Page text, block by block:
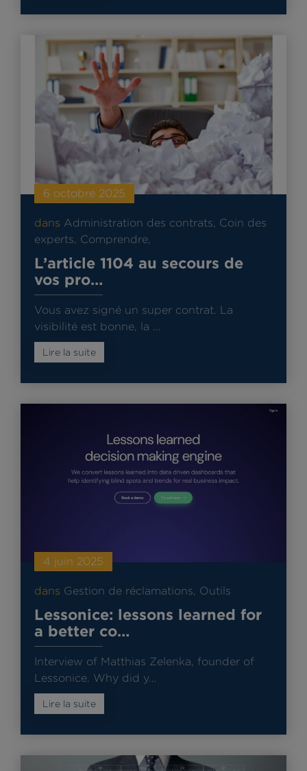
6 octobre 2025
dans Administration des contrats
Coin des
experts
Comprendre
L’article 1104 au secours de
vos pro…
Vous avez signé un super contrat. La
visibilité est bonne, la …
Lire la suite
4 juin 2025
dans Gestion de réclamations, Outils
Lessonice: lessons learned for
a better co…
Interview of Matthias Zelenka, founder of
Lessonice. Why did y…
Lire la suite